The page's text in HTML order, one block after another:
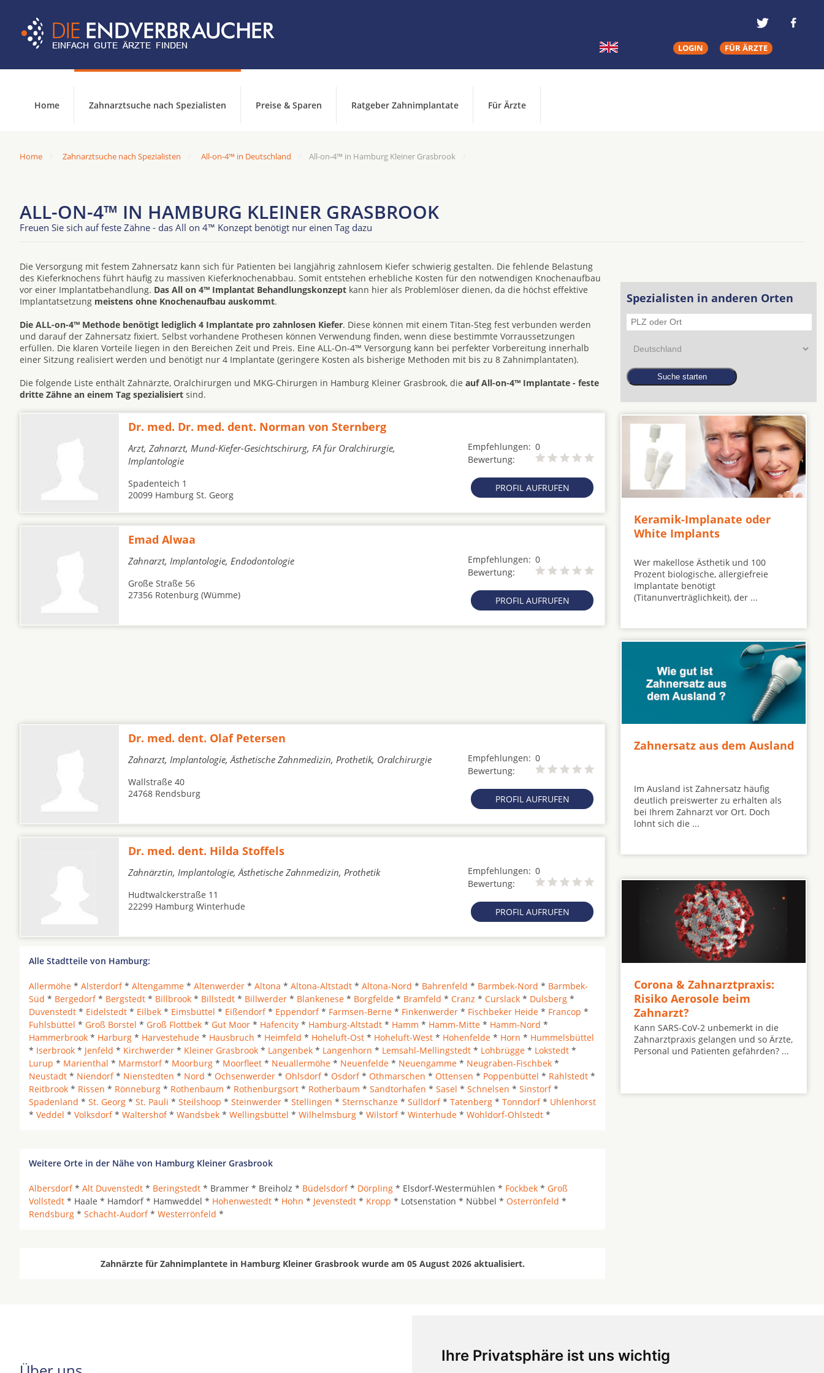
Ihre Privatsphäre ist uns wichtig
LOGIN FÜR ÄRZTE
Home Zahnarztsuche nach Spezialisten Preise & Sparen Ratgeber Zahnimplantate Für Ärzte
Home Zahnarztsuche nach Spezialisten All-on-4™ in Deutschland All-on-4™ in Hamburg Kleiner Grasbrook
ALL-ON-4™ IN HAMBURG KLEINER GRASBROOK
Freuen Sie sich auf feste Zähne - das All on 4™ Konzept benötigt nur einen Tag dazu
Die Versorgung mit festem Zahnersatz kann sich für Patienten bei langjährig zahnlosem Kiefer schwierig gestalten. Die fehlende Belastung
des Kieferknochens führt häufig zu massiven Kieferknochenabbau. Somit entstehen erhebliche Kosten für den notwendigen Knochenaufbau
vor einer Implantatbehandlung. Das All on 4™ Implantat Behandlungskonzept kann hier als Problemlöser dienen, da die höchst effektive
Implantatsetzung meistens ohne Knochenaufbau auskommt.
Die ALL-on-4™ Methode benötigt lediglich 4 Implantate pro zahnlosen Kiefer. Diese können mit einem Titan-Steg fest verbunden werden
und darauf der Zahnersatz fixiert. Selbst vorhandene Prothesen können Verwendung finden, wenn diese bestimmte Vorraussetzungen
erfüllen. Die klaren Vorteile liegen in den Bereichen Zeit und Preis. Eine ALL-On-4™ Versorgung kann bei perfekter Vorbereitung innerhalb
einer Sitzung realisiert werden und benötigt nur 4 Implantate (geringere Kosten als bisherige Methoden mit bis zu 8 Zahnimplantaten).
Die folgende Liste enthält Zahnärzte, Oralchirurgen und MKG-Chirurgen in Hamburg Kleiner Grasbrook, die auf All-on-4™ Implantate - feste
dritte Zähne an einem Tag spezialisiert sind.
Dr. med. Dr. med. dent. Norman von Sternberg
Arzt, Zahnarzt, Mund-Kiefer-Gesichtschirurg, FA für Oralchirurgie,
Implantologie
Empfehlungen: 0
Bewertung:
PROFIL AUFRUFEN
Spadenteich 1
20099 Hamburg St. Georg
Emad Alwaa
Zahnarzt, Implantologie, Endodontologie Empfehlungen: 0
Bewertung:
PROFIL AUFRUFEN
Große Straße 56
27356 Rotenburg (Wümme)
Dr. med. dent. Olaf Petersen
Zahnarzt, Implantologie, Ästhetische Zahnmedizin, Prothetik, Oralchirurgie Empfehlungen: 0
Bewertung:
PROFIL AUFRUFEN
Wallstraße 40
24768 Rendsburg
Dr. med. dent. Hilda Stoffels
Zahnärztin, Implantologie, Ästhetische Zahnmedizin, Prothetik Empfehlungen: 0
Bewertung:
PROFIL AUFRUFEN
Hudtwalckerstraße 11
22299 Hamburg Winterhude
Alle Stadtteile von Hamburg:
Allermöhe * Alsterdorf* Altengamme * Altenwerder * Altona * Altona-Altstadt * Altona-Nord * Bahrenfeld * Barmbek-Nord * Barmbek-
Süd * Bergedorf* Bergstedt * Billbrook * Billstedt * Billwerder * Blankenese * Borgfelde * Bramfeld * Cranz * Curslack * Dulsberg *
Duvenstedt * Eidelstedt * Eilbek * Eimsbüttel * Eißendorf* Eppendorf* Farmsen-Berne * Finkenwerder * Fischbeker Heide * Francop *
Fuhlsbüttel * Groß Borstel * Groß Flottbek * Gut Moor * Hafencity * Hamburg-Altstadt * Hamm * Hamm-Mitte * Hamm-Nord *
Hammerbrook * Harburg * Harvestehude * Hausbruch * Heimfeld * Hoheluft-Ost * Hoheluft-West * Hohenfelde * Horn * Hummelsbüttel
* Iserbrook * Jenfeld * Kirchwerder * Kleiner Grasbrook * Langenbek * Langenhorn * Lemsahl-Mellingstedt * Lohbrügge * Lokstedt *
Lurup * Marienthal * Marmstorf* Moorburg * Moorfleet * Neuallermöhe * Neuenfelde * Neuengamme * Neugraben-Fischbek *
Neustadt * Niendorf* Nienstedten * Nord * Ochsenwerder * Ohlsdorf* Osdorf* Othmarschen * Ottensen * Poppenbüttel * Rahlstedt *
Reitbrook * Rissen * Rönneburg * Rothenbaum * Rothenburgsort * Rotherbaum * Sandtorhafen * Sasel * Schnelsen * Sinstorf*
Spadenland * St. Georg * St. Pauli * Steilshoop * Steinwerder * Stellingen * Sternschanze * Sülldorf* Tatenberg * Tonndorf* Uhlenhorst
* Veddel * Volksdorf* Waltershof* Wandsbek * Wellingsbüttel * Wilhelmsburg * Wilstorf* Winterhude * Wohldorf-Ohlstedt *
Weitere Orte in der Nähe von Hamburg Kleiner Grasbrook
Albersdorf* Alt Duvenstedt * Beringstedt * Brammer * Breiholz * Büdelsdorf* Dörpling * Elsdorf-Westermühlen * Fockbek * Groß
Vollstedt * Haale * Hamdorf * Hamweddel * Hohenwestedt * Hohn * Jevenstedt * Kropp * Lotsenstation * Nübbel * Osterrönfeld *
Rendsburg * Schacht-Audorf* Westerrönfeld *
Zahnärzte für Zahnimplantete in Hamburg Kleiner Grasbrook wurde am 05 August 2026 aktualisiert.
Spezialisten in anderen Orten
Keramik-Implanate oder
White Implants
Wer makellose Ästhetik und 100
Prozent biologische, allergiefreie
Implantate benötigt
(Titanunverträglichkeit), der ...
Zahnersatz aus dem Ausland
Im Ausland ist Zahnersatz häufig
deutlich preiswerter zu erhalten als
bei Ihrem Zahnarzt vor Ort. Doch
lohnt sich die ...
Corona & Zahnarztpraxis:
Risiko Aerosole beim
Zahnarzt?
Kann SARS-CoV-2 unbemerkt in die
Zahnarztpraxis gelangen und so Ärzte,
Personal und Patienten gefährden? ...